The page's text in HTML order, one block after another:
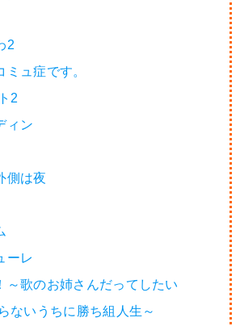
2
ュ症です。
2
ィン
側は夜
ーレ
～歌のお姉さんだってしたい
ないうちに勝ち組人生～